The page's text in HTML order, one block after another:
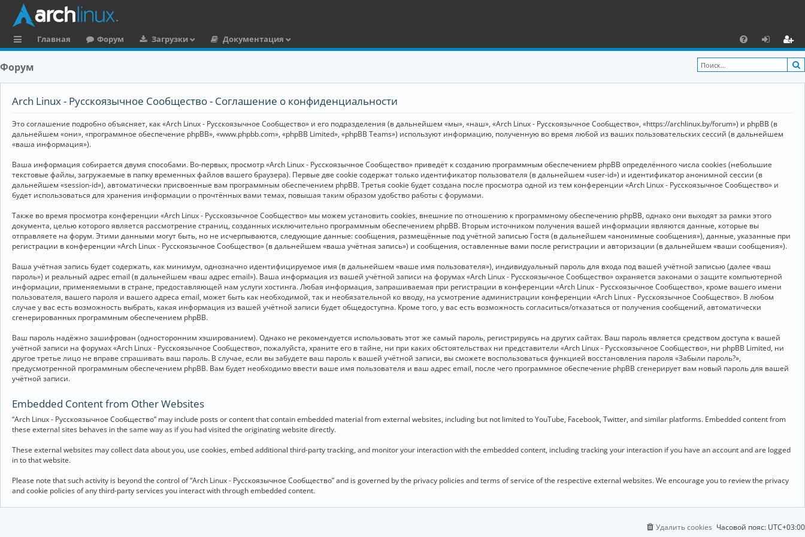
ы
и
Главная Форум Загрузки
Документация
F
A
х
о
ег
и
Форум
Arch Linux - Русскоязычное Сообщество - Соглашение о конфиденциальности
Это соглашение подробно объясняет, как «Arch Linux - Русскоязычное Сообщество» и его подразделения (в дальнейшем «мы», «наш», «Arch Linux - Русскоязычное Сообщество», «https://archlinux.by/forum») и phpBB (в
дальнейшем «они», «программное обеспечение phpBB», «www.phpbb.com», «phpBB Limited», «phpBB Teams») используют информацию, полученную во время любой из ваших пользовательских сессий (в дальнейшем
«ваша информация»).
Ваша информация собирается двумя способами. Во-первых, просмотр «Arch Linux - Русскоязычное Сообщество» приведёт к созданию программным обеспечением phpBB определённого числа cookies (небольшие
текстовые файлы, загружаемые в папку временных файлов вашего браузера). Первые две cookie содержат только идентификатор пользователя (в дальнейшем «user-id») и идентификатор анонимной сессии (в
дальнейшем «session-id»), автоматически присвоенные вам программным обеспечением phpBB. Третья cookie будет создана после просмотра одной из тем конференции «Arch Linux - Русскоязычное Сообщество» и
будет использоваться для хранения информации о прочтённых вами темах, повышая таким образом удобство работы с форумами.
Также во время просмотра конференции «Arch Linux - Русскоязычное Сообщество» мы можем установить cookies, внешние по отношению к программному обеспечению phpBB, однако они выходят за рамки этого
документа, целью которого является рассмотрение страниц, созданных исключительно программным обеспечением phpBB. Вторым источником получения вашей информации являются данные, которые вы
отправляете на форум. Этими данными могут быть, но не исчерпываются, следующие данные: сообщения, размещённые под учётной записью Гостя (в дальнейшем «анонимные сообщения»), данные, указанные при
регистрации в конференции «Arch Linux - Русскоязычное Сообщество» (в дальнейшем «ваша учётная запись») и сообщения, оставленные вами после регистрации и авторизации (в дальнейшем «ваши сообщения»).
Ваша учётная запись будет содержать, как минимум, однозначно идентифицируемое имя (в дальнейшем «ваше имя пользователя»), индивидуальный пароль для входа под вашей учётной записью (далее «ваш
пароль») и реальный адрес email (в дальнейшем «ваш адрес email»). Ваша информация из вашей учётной записи на форумах «Arch Linux - Русскоязычное Сообщество» охраняется законами о защите компьютерной
информации, применяемыми в стране, предоставляющей нам услуги хостинга. Любая информация, запрашиваемая при регистрации в конференции «Arch Linux - Русскоязычное Сообщество», кроме вашего имени
пользователя, вашего пароля и вашего адреса email, может быть как необходимой, так и необязательной ко вводу, на усмотрение администрации конференции «Arch Linux - Русскоязычное Сообщество». В любом
случае у вас есть возможность выбрать, какая информация из вашей учётной записи будет общедоступна. Кроме того, у вас есть возможность согласиться/отказаться от получения сообщений, автоматически
сгенерированных программным обеспечением phpBB.
Ваш пароль надёжно зашифрован (односторонним хэшированием). Однако не рекомендуется использовать этот же самый пароль, регистрируясь на других сайтах. Ваш пароль является средством доступа к вашей
учётной записи на форумах «Arch Linux - Русскоязычное Сообщество», пожалуйста, храните его в тайне, ни при каких обстоятельствах ни представители «Arch Linux - Русскоязычное Сообщество», ни phpBB Limited, ни
другое третье лицо не вправе спрашивать ваш пароль. В случае, если вы забудете ваш пароль к вашей учётной записи, вы сможете воспользоваться функцией восстановления пароля «Забыли пароль?»,
предусмотренной программным обеспечением phpBB. Вам будет необходимо ввести ваше имя пользователя и ваш адрес email, после чего программное обеспечение phpBB сгенерирует вам новый пароль для вашей
учётной записи.
Embedded Content from Other Websites
“Arch Linux - Русскоязычное Сообщество” may include posts or content that contain embedded material from external websites, including but not limited to YouTube, Facebook, Twitter, and similar platforms. Embedded content from
these external sites behaves in the same way as if you had visited the originating website directly.
These external websites may collect data about you, use cookies, embed additional third-party tracking, and monitor your interaction with the embedded content, including tracking your interaction if you have an account and are logged
in to that website.
Please note that such activity is beyond the control of “Arch Linux - Русскоязычное Сообщество” and is governed by the privacy policies and terms of service of the respective external websites. We encourage you to review the privacy
and cookie policies of any third-party services you interact with through embedded content.
Часовой пояс: UTC+03:00
Удалить cookies